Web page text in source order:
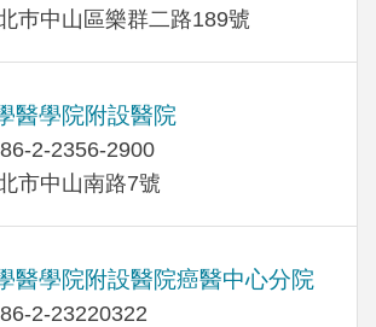
巿中山區樂群二路189號
醫學院附設醫院
2-2356-2900
市中山南路7號
醫學院附設醫院癌醫中心分院
2-23220322